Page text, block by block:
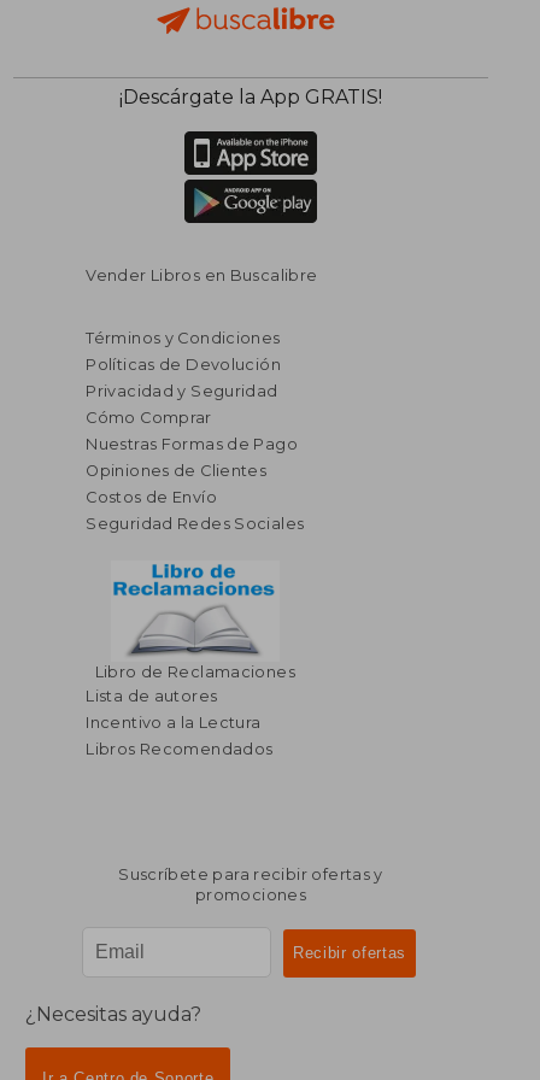
¡Descárgate la App GRATIS!
Vender Libros en Buscalibre
Términos y Condiciones
Políticas de Devolución
Privacidad y Seguridad
Cómo Comprar
Nuestras Formas de Pago
Opiniones de Clientes
Costos de Envío
Seguridad Redes Sociales
Libro de Reclamaciones
Lista de autores
Incentivo a la Lectura
Libros Recomendados
Suscríbete para recibir ofertas y
promociones
¿Necesitas ayuda?